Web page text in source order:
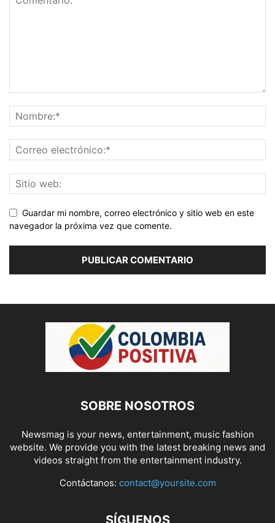
Guardar mi nombre, correo electrónico y sitio web en este
navegador la próxima vez que comente.
SOBRE NOSOTROS
Newsmag is your news, entertainment, music fashion
website. We provide you with the latest breaking news and
videos straight from the entertainment industry.
Contáctanos: contact@yoursite.com